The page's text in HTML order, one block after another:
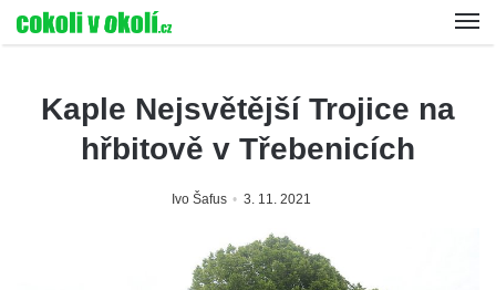
Kaple Nejsvětější Trojice na
hřbitově v Třebenicích
Ivo Šafus 3. 11. 2021